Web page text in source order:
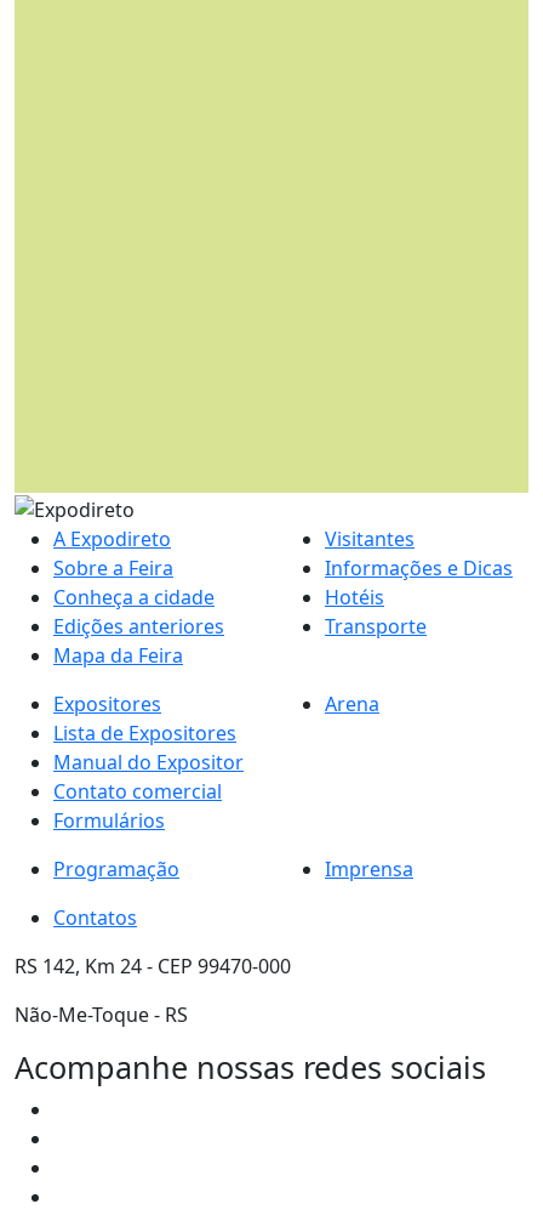
A Expodireto
Sobre a Feira
Conheça a cidade
Edições anteriores
Mapa da Feira
Visitantes
Informações e Dicas
Hotéis
Transporte
Expositores
Lista de Expositores
Manual do Expositor
Contato comercial
Formulários
Arena
Programação
Imprensa
Contatos
RS 142, Km 24 - CEP 99470-000
Não-Me-Toque - RS
Acompanhe nossas redes sociais